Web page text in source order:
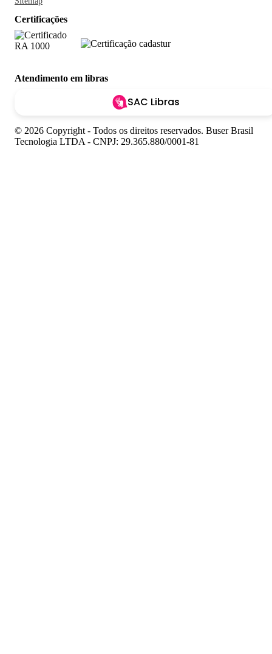
Certificações
Atendimento em libras
SAC Libras
© 2026 Copyright - Todos os direitos reservados. Buser Brasil
Tecnologia LTDA - CNPJ: 29.365.880/0001-81